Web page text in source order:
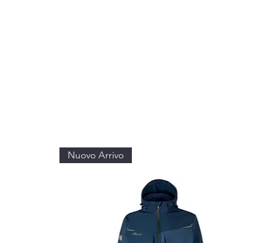
Nuovo Arrivo